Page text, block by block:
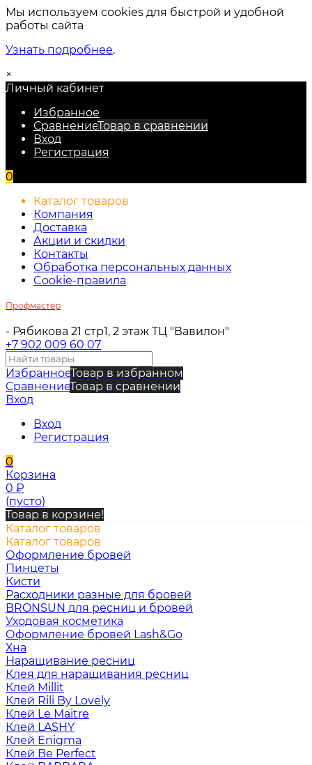
Мы используем cookies для быстрой и удобной
работы сайта
Узнать подробнее.
×
Личный кабинет
Избранное
СравнениеТовар в сравнении
Вход
Регистрация
0
Каталог товаров
Компания
Доставка
Акции и скидки
Контакты
Обработка персональных данных
Cookie-правила
Профмастер
- Рябикова 21 стр1, 2 этаж ТЦ "Вавилон"
+7 902 009 60 07
ИзбранноеТовар в избранном
СравнениеТовар в сравнении
Вход
Вход
Регистрация
0
Корзина
0 ₽
(пусто)
Товар в корзине!
Каталог товаров
Каталог товаров
Оформление бровей
Пинцеты
Кисти
Расходники разные для бровей
BRONSUN для ресниц и бровей
Уходовая косметика
Оформление бровей Lash&Go
Хна
Наращивание ресниц
Клея для наращивания ресниц
Клей Millit
Клей Rili By Lovely
Клей Le Maitre
Клей LASHY
Клей Enigma
Клей Be Perfect